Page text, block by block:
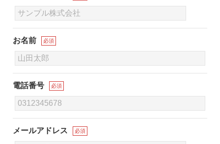
お名前 必須
電話番号 必須
メールアドレス 必須